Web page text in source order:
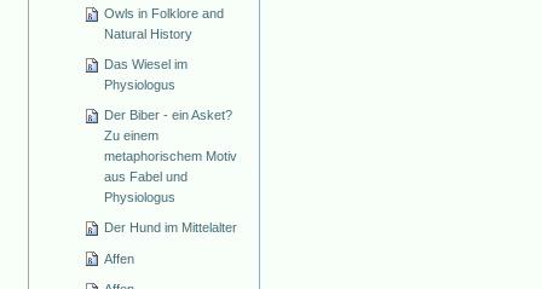
Owls in Folklore and
Natural History
Das Wiesel im
Physiologus
Der Biber - ein Asket?
Zu einem
metaphorischem Motiv
aus Fabel und
Physiologus
Der Hund im Mittelalter
Affen